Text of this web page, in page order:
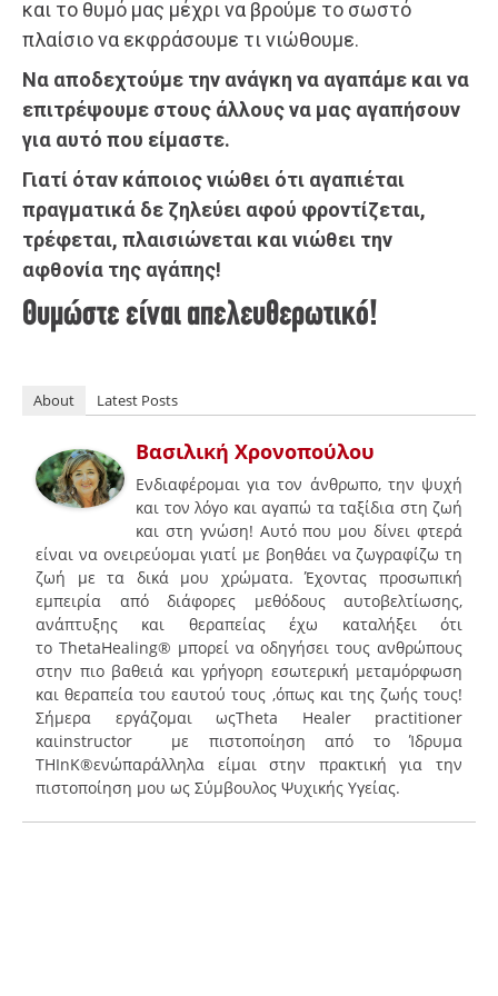
και το θυμό μας μέχρι να βρούμε το σωστό
πλαίσιο να εκφράσουμε τι νιώθουμε.
Να αποδεχτούμε την ανάγκη να αγαπάμε και να
επιτρέψουμε στους άλλους να μας αγαπήσουν
για αυτό που είμαστε.
Γιατί όταν κάποιος νιώθει ότι αγαπιέται
πραγματικά δε ζηλεύει αφού φροντίζεται,
τρέφεται, πλαισιώνεται και νιώθει την
αφθονία της αγάπης!
Θυμώστε είναι απελευθερωτικό!
About Latest Posts
Βασιλική Χρονοπούλου
Ενδιαφέρομαι για τον άνθρωπο, την ψυχή
και τον λόγο και αγαπώ τα ταξίδια στη ζωή
και στη γνώση! Αυτό που μου δίνει φτερά
είναι να ονειρεύομαι γιατί με βοηθάει να ζωγραφίζω τη
ζωή με τα δικά μου χρώματα. Έχοντας προσωπική
εμπειρία από διάφορες μεθόδους αυτοβελτίωσης,
ανάπτυξης και θεραπείας έχω καταλήξει ότι
το ThetaHealing® μπορεί να οδηγήσει τους ανθρώπους
στην πιο βαθειά και γρήγορη εσωτερική μεταμόρφωση
και θεραπεία του εαυτού τους ,όπως και της ζωής τους!
Σήμερα εργάζομαι ωςΤheta Healer practitioner
καιinstructor με πιστοποίηση από το Ίδρυμα
THInK®ενώπαράλληλα είμαι στην πρακτική για την
πιστοποίηση μου ως Σύμβουλος Ψυχικής Υγείας.